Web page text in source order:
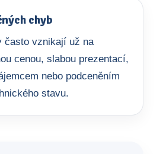
chyb
často vznikají už na
cenou, slabou prezentací,
nebo podceněním
stavu.